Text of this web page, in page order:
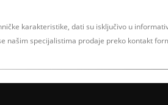
karakteristike, dati su isključivo u
našim specijalistima prodaje preko kontakt